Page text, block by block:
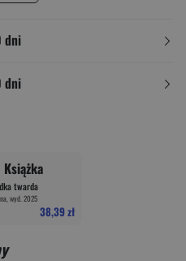
dni
dni
Książka
twarda
wyd. 2025
38,39 zł